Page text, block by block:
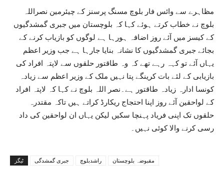
مظاہرے سے وائس فار بلوچ مسنگ پرسنز کے چیئرمین نصراللہ
بلوچ نے خطاب کرتے ہوئے کہا کہ بلوچستان میں جبری گمشدگیوں
کے کیسز میں آئے روز اضافہ ہورہا ہے لوگوں کو بازیاب کرنے کے
بجائے جبری گمشدگیوں کا نشانہ بنایا جارہا ہے جب وزیر اعظم
یہاں آئے تو کہہ رہے تھے کہ وہ طاقتور حلقوں سے لاپتہ افراد کی
بازیابی کے لئے بات کرینگے پتا نہیں ملک کے وزیر اعظم سے زیادہ
کونسا ادارہ زیادہ طاقتور ہے۔نصر اللہ بلوچ نے کہا کہ لاپتہ افراد
کے لواحقین آئے روز اپنا احتجاج ریکارڈ کراتے ہیں تاکہ مقتدرہ
حلقوں تک اپنی فریاد پہنچا سکیں لیکن یہاں ان لواحقین کی داد
رسی کرنے والا کوئی نہیں۔
ٹیگز جبری گمشدگی راشدبلوچ مقبوضہ بلوچستان